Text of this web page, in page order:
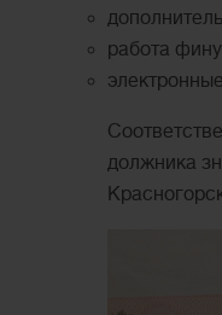
работа
должника